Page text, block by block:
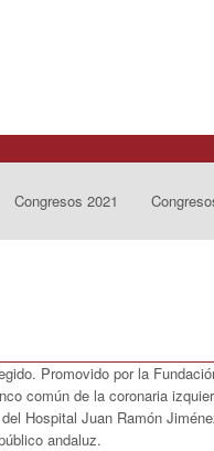
Congresos 2021
Promovido por la
común de la coronaria
Hospital Juan Ramón
andaluz.